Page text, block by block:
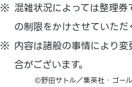
混雑状況によっては整理
の制限をかけさせていただ
内容は諸般の事情により
合がございます。
©野田サトル／集英社・ゴー